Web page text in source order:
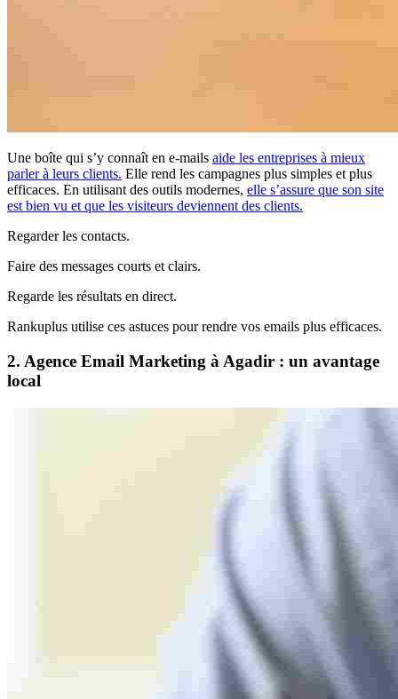
Une boîte qui s’y connaît en e-mails aide les entreprises à mieux
parler à leurs clients. Elle rend les campagnes plus simples et plus
efficaces. En utilisant des outils modernes, elle s’assure que son site
est bien vu et que les visiteurs deviennent des clients.
Regarder les contacts.
Faire des messages courts et clairs.
Regarde les résultats en direct.
Rankuplus utilise ces astuces pour rendre vos emails plus efficaces.
2. Agence Email Marketing à Agadir : un avantage
local